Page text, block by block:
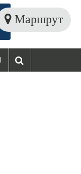
Маршрут